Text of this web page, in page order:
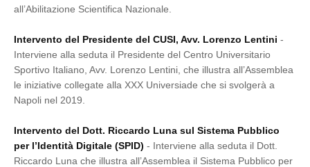
all’Abilitazione Scientifica Nazionale.
Intervento del Presidente del CUSI, Avv. Lorenzo Lentini -
Interviene alla seduta il Presidente del Centro Universitario
Sportivo Italiano, Avv. Lorenzo Lentini, che illustra all’Assemblea
le iniziative collegate alla XXX Universiade che si svolgerà a
Napoli nel 2019.
Intervento del Dott. Riccardo Luna sul Sistema Pubblico
per l’Identità Digitale (SPID) - Interviene alla seduta il Dott.
Riccardo Luna che illustra all’Assemblea il Sistema Pubblico per